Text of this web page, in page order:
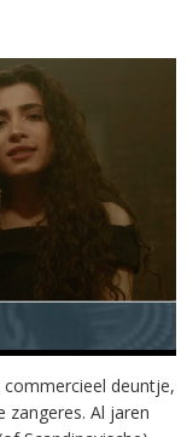
deuntje,
zangeres. Al jaren